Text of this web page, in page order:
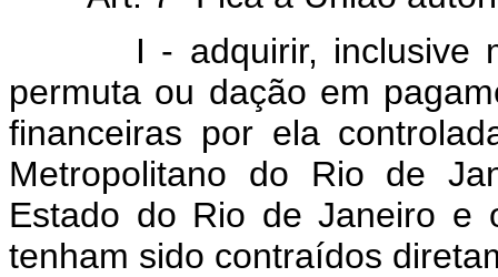
I - adquirir, inclusive
permuta ou dação em
financeiras por ela
Metropolitano do Rio de
Estado do Rio de Janeiro e
tenham sido contraídos